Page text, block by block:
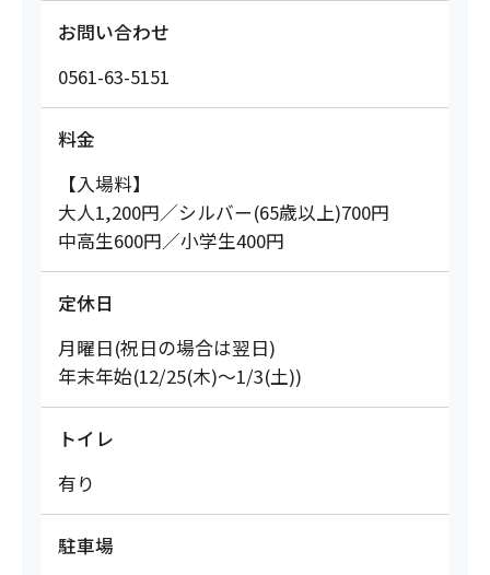
お問い合わせ
0561-63-5151
料金
【入場料】
大人1,200円／シルバー(65歳以上)700円
中高生600円／小学生400円
定休日
月曜日(祝日の場合は翌日)
年末年始(12/25(木)～1/3(土))
トイレ
有り
駐車場